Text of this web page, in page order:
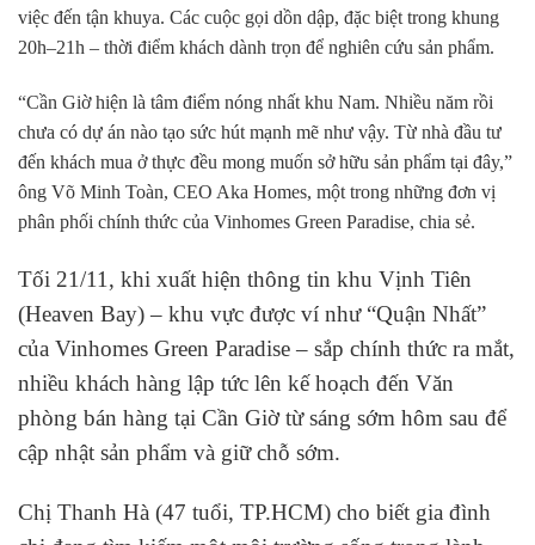
việc đến tận khuya. Các cuộc gọi dồn dập, đặc biệt trong khung
20h–21h – thời điểm khách dành trọn để nghiên cứu sản phẩm.
“Cần Giờ hiện là tâm điểm nóng nhất khu Nam. Nhiều năm rồi
chưa có dự án nào tạo sức hút mạnh mẽ như vậy. Từ nhà đầu tư
đến khách mua ở thực đều mong muốn sở hữu sản phẩm tại đây,”
ông Võ Minh Toàn, CEO Aka Homes, một trong những đơn vị
phân phối chính thức của Vinhomes Green Paradise, chia sẻ.
Tối 21/11, khi xuất hiện thông tin khu Vịnh Tiên
(Heaven Bay) – khu vực được ví như “Quận Nhất”
của Vinhomes Green Paradise – sắp chính thức ra mắt,
nhiều khách hàng lập tức lên kế hoạch đến Văn
phòng bán hàng tại Cần Giờ từ sáng sớm hôm sau để
cập nhật sản phẩm và giữ chỗ sớm.
Chị Thanh Hà (47 tuổi, TP.HCM) cho biết gia đình